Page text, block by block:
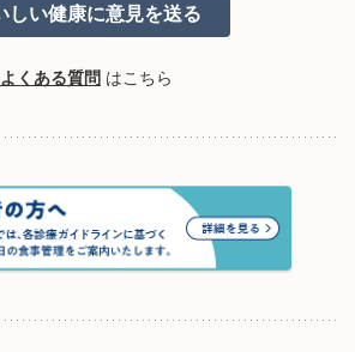
よくある質問 はこちら